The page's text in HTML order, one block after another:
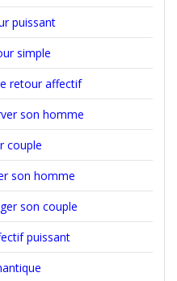
puissant
simple
retour affectif
son homme
couple
son homme
son couple
puissant